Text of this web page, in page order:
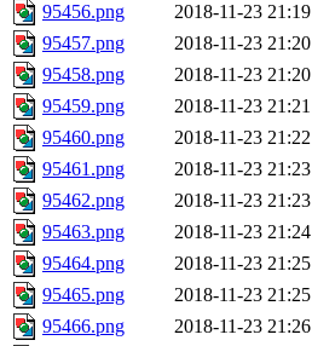
95456.png
2018-11-23 21:19
95457.png
2018-11-23 21:20
95458.png
2018-11-23 21:20
95459.png
2018-11-23 21:21
95460.png
2018-11-23 21:22
95461.png
2018-11-23 21:23
95462.png
2018-11-23 21:23
95463.png
2018-11-23 21:24
95464.png
2018-11-23 21:25
95465.png
2018-11-23 21:25
95466.png
2018-11-23 21:26